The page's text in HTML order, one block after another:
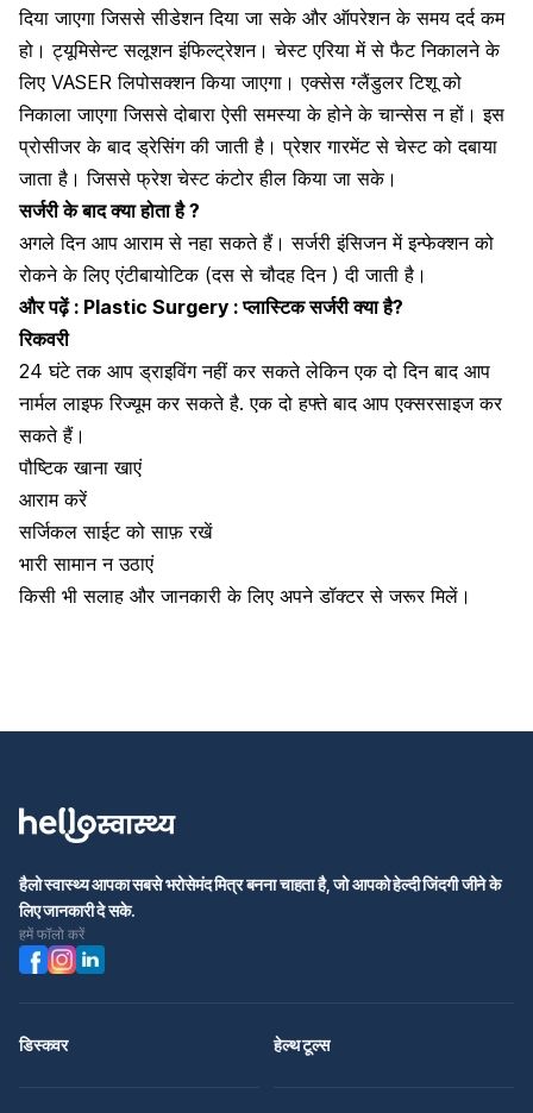
दिया जाएगा जिससे सीडेशन दिया जा सके और ऑपरेशन के समय दर्द कम
हो।ट्यूमिसेन्ट सलूशन इंफिल्ट्रेशन।चेस्ट एरिया में से फैट निकालने के
लिए VASER लिपोसक्शन किया जाएगा।एक्सेस ग्लैंडुलर टिशू को
निकाला जाएगा जिससे दोबारा ऐसी समस्या के होने के चान्सेस न हों।इस
प्रोसीजर के बाद ड्रेसिंग की जाती है। प्रेशर गारमेंट से चेस्ट को दबाया
जाता है। जिससे फ्रेश चेस्ट कंटोर हील किया जा सके।
सर्जरी के बाद क्या होता है ?
अगले दिन आप आराम से नहा सकते हैं।सर्जरी इंसिजन में इन्फेक्शन को
रोकने के लिए एंटीबायोटिक (दस से चौदह दिन ) दी जाती है।
और पढ़ें : Plastic Surgery : प्लास्टिक सर्जरी क्या है?
रिकवरी
24 घंटे तक आप ड्राइविंग नहीं कर सकते लेकिन एक दो दिन बाद आप
नार्मल लाइफ रिज्यूम कर सकते है. एक दो हफ्ते बाद आपएक्सरसाइजकर
सकते हैं।
पौष्टिक खाना खाएं
आराम करें
सर्जिकल साईट को साफ़ रखें
भारी सामान न उठाएं
किसी भी सलाह और जानकारी के लिए अपने डॉक्टर से जरूर मिलें।
हैलो स्वास्थ्य आपका सबसे भरोसेमंद मित्र बनना चाहता है, जो आपको हेल्दी जिंदगी जीने के
लिए जानकारी दे सके.
हमें फॉलो करें
डिस्कवर हेल्थ टूल्स